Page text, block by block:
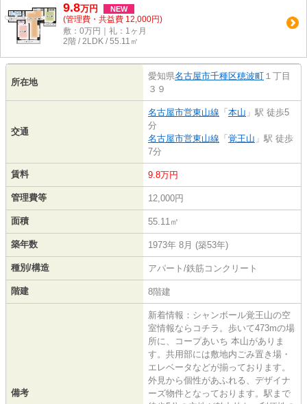
9.8万円 NEW
(管理費・共益費 12,000円)
敷：0万円｜礼：1ヶ月
2階 / 2LDK / 55.11㎡
所在地
愛知県名古屋市千種区穂波町 １丁目
３９
交通
名古屋市営東山線 「 本山 」駅 徒歩5
分
名古屋市営東山線 「 覚王山 」駅 徒歩
7分
賃料 9.8万円
管理費等 12,000円
面積 55.11㎡
築年数 1973年 8月 (築53年)
種別/構造 アパート/鉄筋コンクリート
階建 8階建
備考
新着情報：シャンボール覚王山の空
室情報ならコチラ。歩いて473mの場
所に、コープあいち 本山がありま
す。共用部には敷地内ごみ置き場・
エレベータなどが揃っております。
外見から個性があふれる、デザイナ
ーズ物件となっております。駅まで